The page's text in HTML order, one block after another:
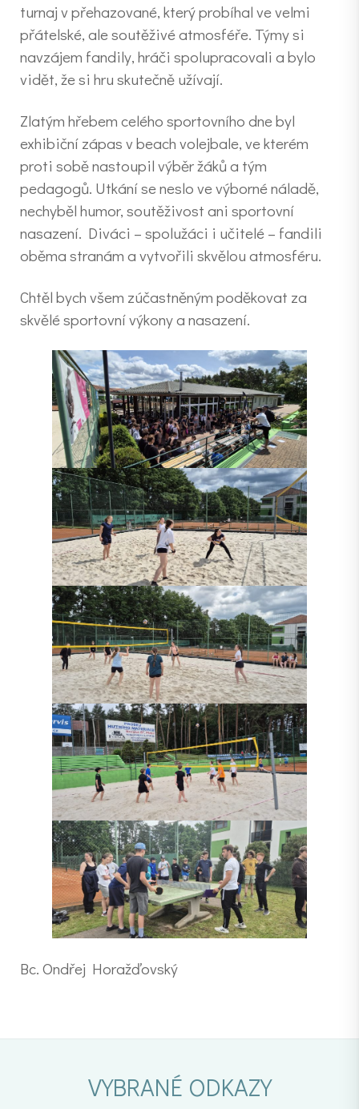
turnaj v přehazované, který probíhal ve velmi
přátelské, ale soutěživé atmosféře. Týmy si
navzájem fandily, hráči spolupracovali a bylo
vidět, že si hru skutečně užívají.
Zlatým hřebem celého sportovního dne byl
exhibiční zápas v beach volejbale, ve kterém
proti sobě nastoupil výběr žáků a tým
pedagogů. Utkání se neslo ve výborné náladě,
nechyběl humor, soutěživost ani sportovní
nasazení. Diváci – spolužáci i učitelé – fandili
oběma stranám a vytvořili skvělou atmosféru.
Chtěl bych všem zúčastněným poděkovat za
skvělé sportovní výkony a nasazení.
Bc. Ondřej Horažďovský
VYBRANÉ ODKAZY